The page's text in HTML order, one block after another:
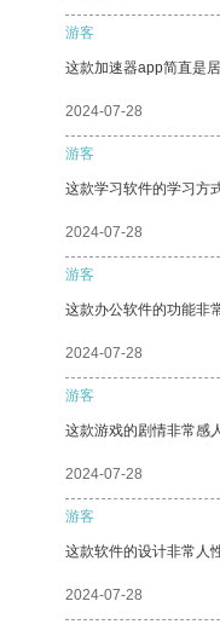
游客
这款加速器app简直是
2024-07-28
游客
这款学习软件的学习方
2024-07-28
游客
这款办公软件的功能非
2024-07-28
游客
这款游戏的剧情非常感
2024-07-28
游客
这款软件的设计非常人
2024-07-28